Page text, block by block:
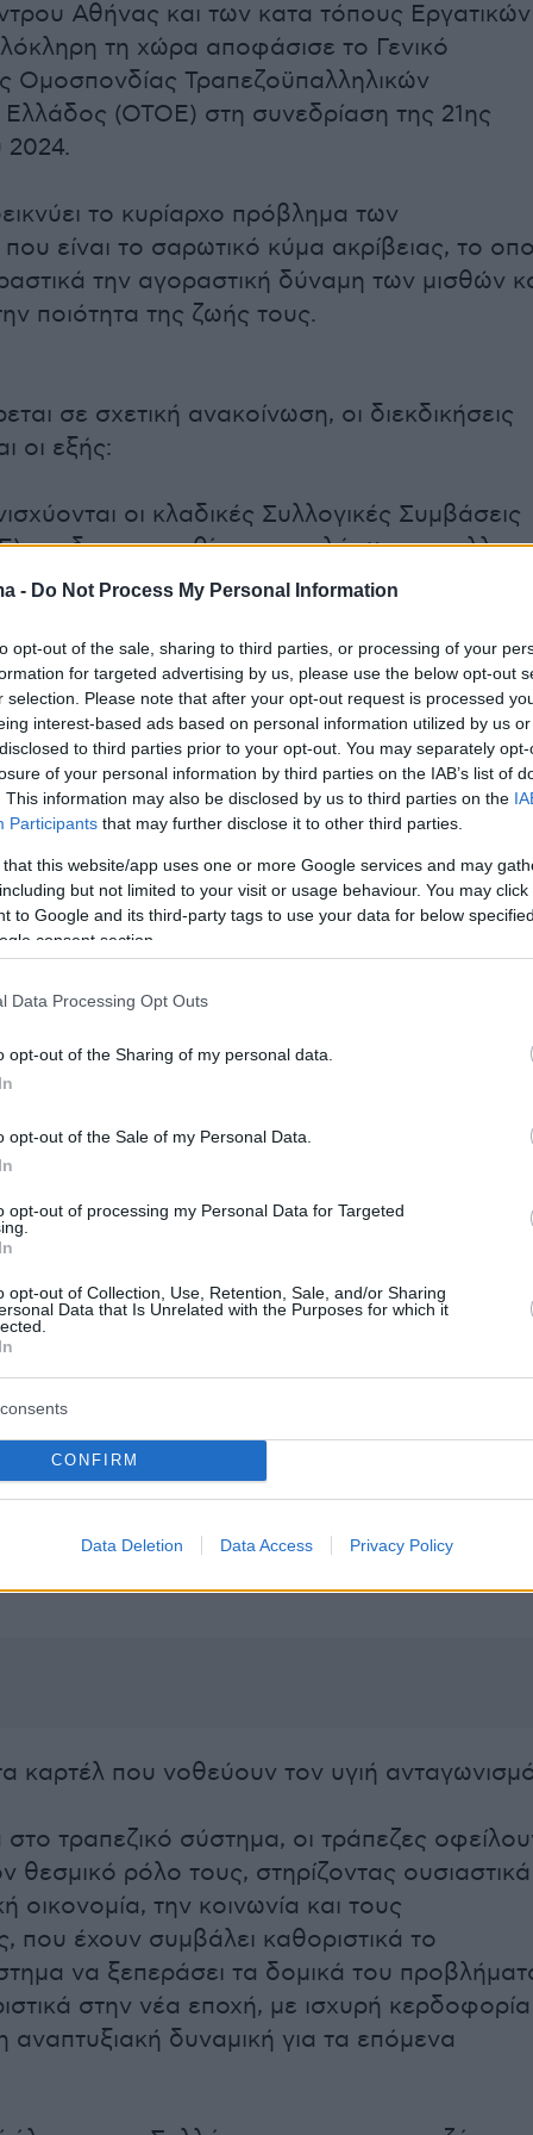
- Do Not Process My Personal Information
opt-out of the sale, sharing to third parties, or processing of your
for targeted advertising by us, please use the below opt-out
selection. Please note that after your opt-out request is processed
interest-based ads based on personal information utilized by us
to third parties prior to your opt-out. You may separately
of your personal information by third parties on the IAB’s list of
This information may also be disclosed by us to third parties on the
Participants that may further disclose it to other third parties.
that this website/app uses one or more Google services and may
but not limited to your visit or usage behaviour. You may
to Google and its third-party tags to use your data for below
consent section.
Data Processing Opt Outs
opt-out of the Sharing of my personal data.
opt-out of the Sale of my Personal Data.
opt-out of processing my Personal Data for Targeted
opt-out of Collection, Use, Retention, Sale, and/or Sharing
Data that Is Unrelated with the Purposes for which it
CONFIRM
Data Deletion Data Access Privacy Policy
Αθήνας και των κατα τόπους Εργατικών
τη χώρα αποφάσισε το Γενικό
Ομοσπονδίας Τραπεζοϋπαλληλικών
(ΟΤΟΕ) στη συνεδρίαση της 21ης
το κυρίαρχο πρόβλημα των
είναι το σαρωτικό κύμα ακρίβειας, το
την αγοραστική δύναμη των μισθών
ποιότητα της ζωής τους.
σε σχετική ανακοίνωση, οι διεκδικήσεις
οι εξής:
οι κλαδικές Συλλογικές Συμβάσεις
και δεν αποκαθίστανται πλήρως τα
και οι αυξήσεις στον κατώτατο μισθό δεν
να περιορίζεται σε αποσπασματικά
της ακρίβειας.
να πατάξει την αισχροκέρδεια.
έμπρακτα την αγοραστική δύναμη των
εισοδημάτων.
τις φορολογικές κλίμακες και όλα τα
μέτρα για την κάλυψη των
και την προστασία της στέγης, ιδίως
δραστικά τον ΦΠΑ σε βασικά αγαθά και
καρτέλ που νοθεύουν τον υγιή
τραπεζικό σύστημα, οι τράπεζες
θεσμικό ρόλο τους, στηρίζοντας ουσιαστικά
οικονομία, την κοινωνία και τους
που έχουν συμβάλει καθοριστικά το
να ξεπεράσει τα δομικά του
στην νέα εποχή, με ισχυρή κερδοφορία
αναπτυξιακή δυναμική για τα επόμενα